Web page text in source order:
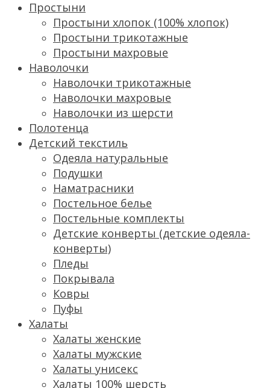
Простыни
Простыни хлопок (100% хлопок)
Простыни трикотажные
Простыни махровые
Наволочки
Наволочки трикотажные
Наволочки махровые
Наволочки из шерсти
Полотенца
Детский текстиль
Одеяла натуральные
Подушки
Наматрасники
Постельное белье
Постельные комплекты
Детские конверты (детские одеяла-
конверты)
Пледы
Покрывала
Ковры
Пуфы
Халаты
Халаты женские
Халаты мужские
Халаты унисекс
Халаты 100% шерсть